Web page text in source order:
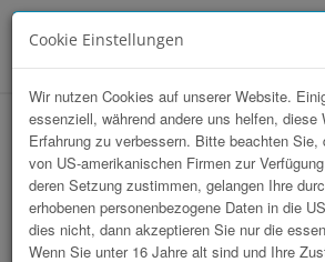
Landesmeisterschaften der
TechnikerInnen /
Cookie Einstellungen
Wir nutzen Cookies auf unserer Website.
essenziell, während andere uns helfen, diese
Erfahrung zu verbessern. Bitte beachten Sie,
von US-amerikanischen Firmen zur
deren Setzung zustimmen, gelangen Ihre
erhobenen personenbezogene Daten in die
dies nicht, dann akzeptieren Sie nur die
Wenn Sie unter 16 Jahre alt sind und Ihre